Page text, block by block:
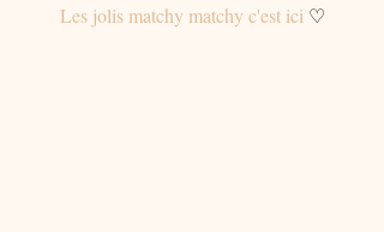
Les jolis matchy matchy c'est ici♡